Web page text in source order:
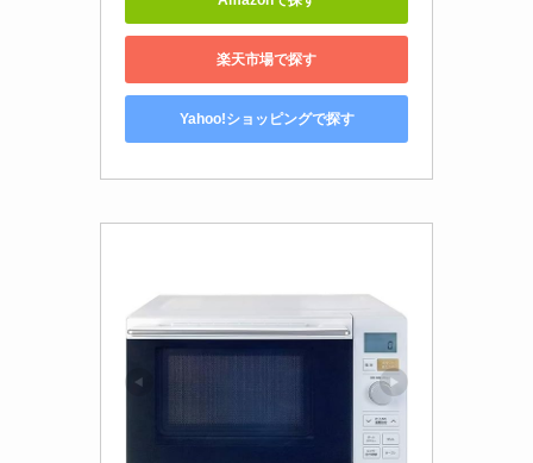
楽天市場で探す
Yahoo!ショッピングで探す